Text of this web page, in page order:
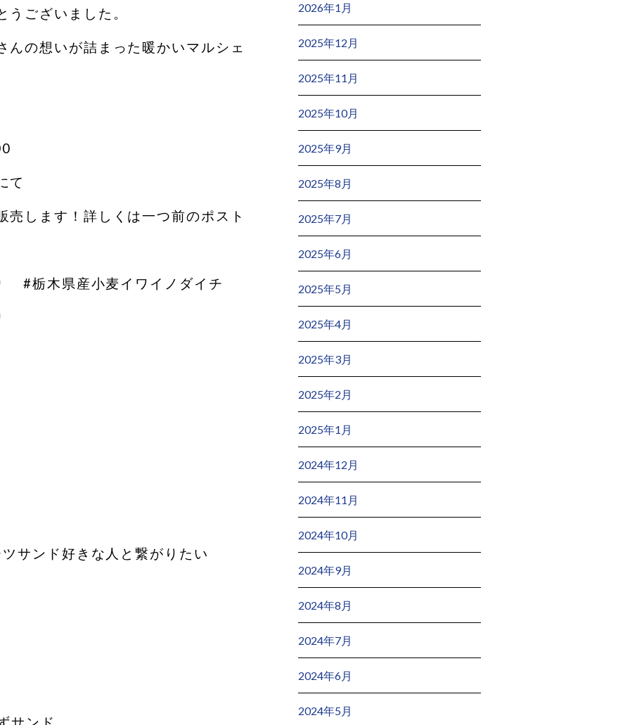
うございました。
んの想いが詰まった暖かいマルシェ
て
売します！詳しくは一つ前のポスト
#栃木県産小麦イワイノダイチ
サンド好きな人と繋がりたい
2026年1月
2025年12月
2025年11月
2025年10月
2025年9月
2025年8月
2025年7月
2025年6月
2025年5月
2025年4月
2025年3月
2025年2月
2025年1月
2024年12月
2024年11月
2024年10月
2024年9月
2024年8月
2024年7月
2024年6月
2024年5月